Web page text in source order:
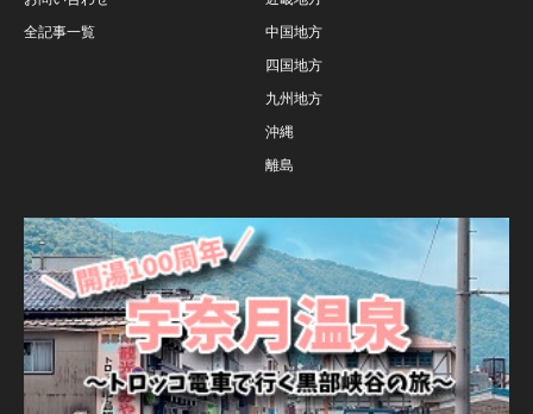
全記事一覧
中国地方
四国地方
九州地方
沖縄
離島